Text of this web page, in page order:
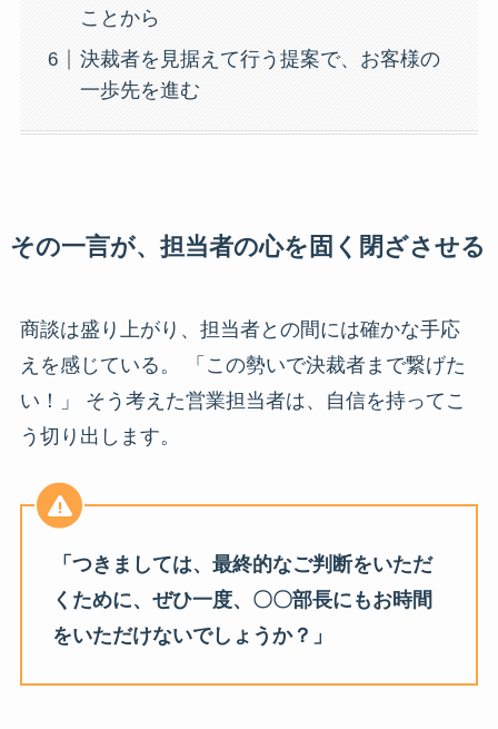
ことから
決裁者を見据えて行う提案で、お客様の
一歩先を進む
その一言が、担当者の心を固く閉ざさせる
商談は盛り上がり、担当者との間には確かな手応
えを感じている。 「この勢いで決裁者まで繋げた
い！」 そう考えた営業担当者は、自信を持ってこ
う切り出します。
「つきましては、最終的なご判断をいただ
くために、ぜひ一度、〇〇部長にもお時間
をいただけないでしょうか？」